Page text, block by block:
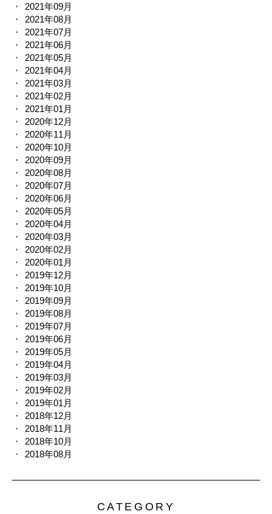
2021年09月
2021年08月
2021年07月
2021年06月
2021年05月
2021年04月
2021年03月
2021年02月
2021年01月
2020年12月
2020年11月
2020年10月
2020年09月
2020年08月
2020年07月
2020年06月
2020年05月
2020年04月
2020年03月
2020年02月
2020年01月
2019年12月
2019年10月
2019年09月
2019年08月
2019年07月
2019年06月
2019年05月
2019年04月
2019年03月
2019年02月
2019年01月
2018年12月
2018年11月
2018年10月
2018年08月
CATEGORY